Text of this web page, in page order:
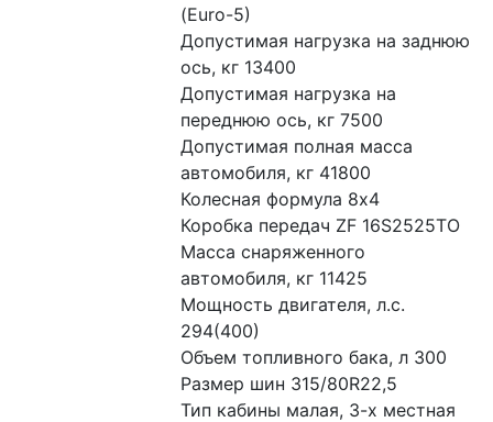
(Euro-5)
Допустимая нагрузка на заднюю
ось, кг 13400
Допустимая нагрузка на
переднюю ось, кг 7500
Допустимая полная масса
автомобиля, кг 41800
Колесная формула 8x4
Коробка передач ZF 16S2525TO
Масса снаряженного
автомобиля, кг 11425
Мощность двигателя, л.с.
294(400)
Объем топливного бака, л 300
Размер шин 315/80R22,5
Тип кабины малая, 3-х местная